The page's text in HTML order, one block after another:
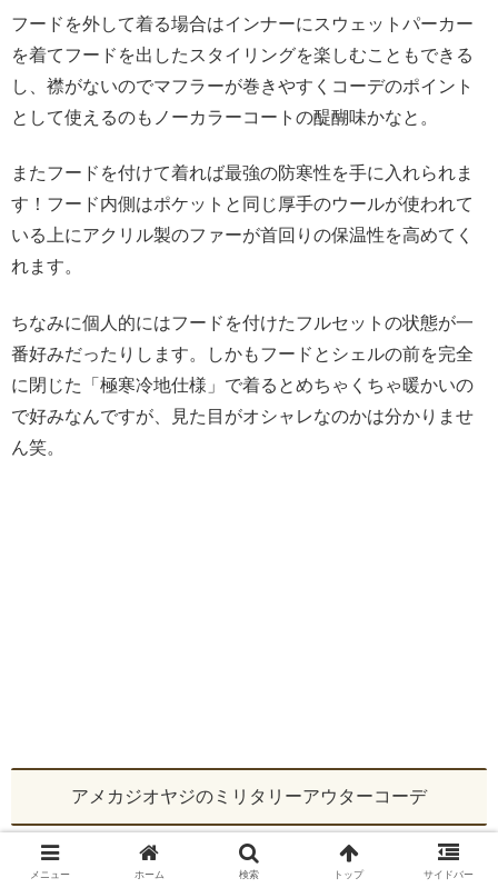
フードを外して着る場合はインナーにスウェットパーカー
を着てフードを出したスタイリングを楽しむこともできる
し、襟がないのでマフラーが巻きやすくコーデのポイント
として使えるのもノーカラーコートの醍醐味かなと。
またフードを付けて着れば最強の防寒性を手に入れられま
す！フード内側はポケットと同じ厚手のウールが使われて
いる上にアクリル製のファーが首回りの保温性を高めてく
れます。
ちなみに個人的にはフードを付けたフルセットの状態が一
番好みだったりします。しかもフードとシェルの前を完全
に閉じた「極寒冷地仕様」で着るとめちゃくちゃ暖かいの
で好みなんですが、見た目がオシャレなのかは分かりませ
ん笑。
アメカジオヤジのミリタリーアウターコーデ
メニュー ホーム 検索 トップ サイドバー